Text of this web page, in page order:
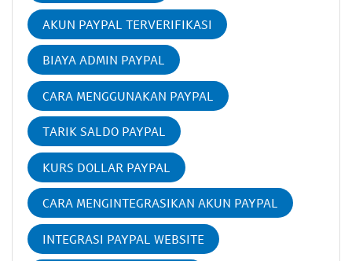
AKUN PAYPAL TERVERIFIKASI
BIAYA ADMIN PAYPAL
CARA MENGGUNAKAN PAYPAL
TARIK SALDO PAYPAL
KURS DOLLAR PAYPAL
CARA MENGINTEGRASIKAN AKUN PAYPAL
INTEGRASI PAYPAL WEBSITE